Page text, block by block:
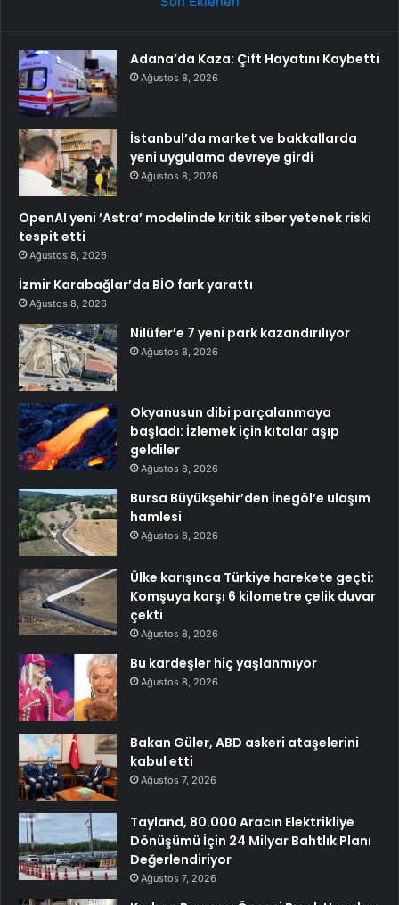
Adana’da Kaza: Çift Hayatını Kaybetti
Ağustos 8, 2026
İstanbul’da market ve bakkallarda
yeni uygulama devreye girdi
Ağustos 8, 2026
OpenAI yeni ’Astra’ modelinde kritik siber yetenek riski
tespit etti
Ağustos 8, 2026
İzmir Karabağlar’da BİO fark yarattı
Ağustos 8, 2026
Nilüfer’e 7 yeni park kazandırılıyor
Ağustos 8, 2026
Okyanusun dibi parçalanmaya
başladı: İzlemek için kıtalar aşıp
geldiler
Ağustos 8, 2026
Bursa Büyükşehir’den İnegöl’e ulaşım
hamlesi
Ağustos 8, 2026
Ülke karışınca Türkiye harekete geçti:
Komşuya karşı 6 kilometre çelik duvar
çekti
Ağustos 8, 2026
Bu kardeşler hiç yaşlanmıyor
Ağustos 8, 2026
Bakan Güler, ABD askeri ataşelerini
kabul etti
Ağustos 7, 2026
Tayland, 80.000 Aracın Elektrikliye
Dönüşümü İçin 24 Milyar Bahtlık Planı
Değerlendiriyor
Ağustos 7, 2026